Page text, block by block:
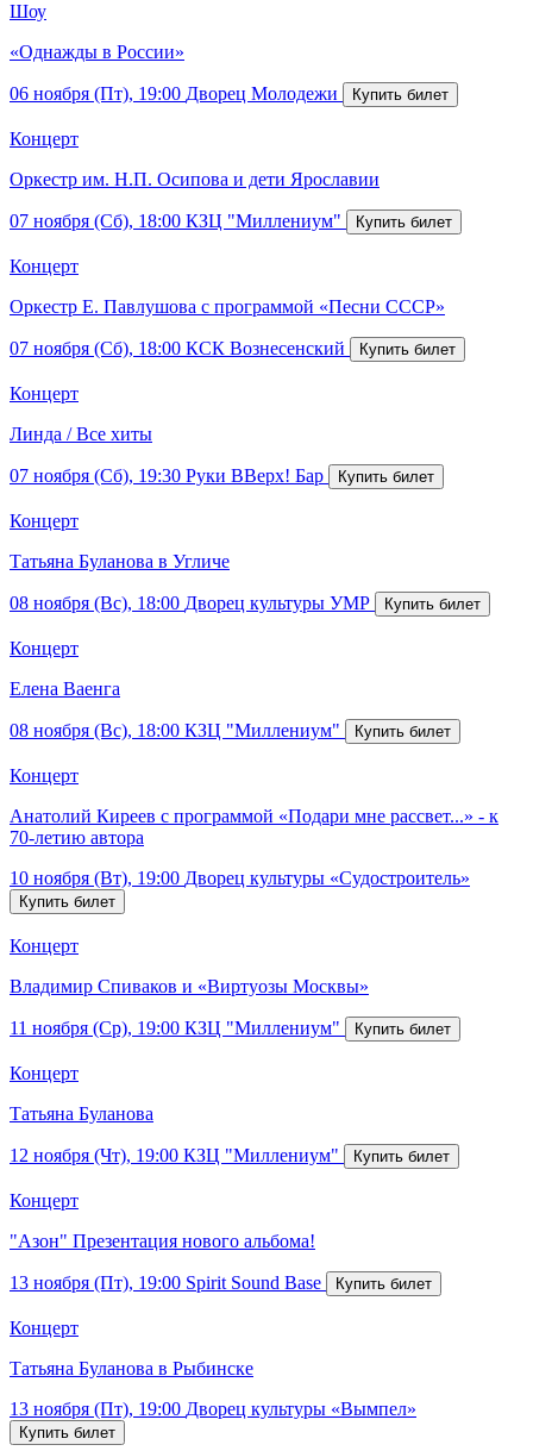
Шоу
«Однажды в России»
06 ноября (Пт), 19:00 Дворец Молодежи
Концерт
Оркестр им. Н.П. Осипова и дети Ярославии
07 ноября (Сб), 18:00 КЗЦ "Миллениум"
Концерт
Оркестр Е. Павлушова с программой «Песни СССР»
07 ноября (Сб), 18:00 КСК Вознесенский
Концерт
Линда / Все хиты
07 ноября (Сб), 19:30 Руки ВВерх! Бар
Концерт
Татьяна Буланова в Угличе
08 ноября (Вс), 18:00 Дворец культуры УМР
Концерт
Елена Ваенга
08 ноября (Вс), 18:00 КЗЦ "Миллениум"
Концерт
Анатолий Киреев с программой «Подари мне рассвет...» - к
70-летию автора
10 ноября (Вт), 19:00 Дворец культуры «Судостроитель»
Концерт
Владимир Спиваков и «Виртуозы Москвы»
11 ноября (Ср), 19:00 КЗЦ "Миллениум"
Концерт
Татьяна Буланова
12 ноября (Чт), 19:00 КЗЦ "Миллениум"
Концерт
"Азон" Презентация нового альбома!
13 ноября (Пт), 19:00 Spirit Sound Base
Концерт
Татьяна Буланова в Рыбинске
13 ноября (Пт), 19:00 Дворец культуры «Вымпел»